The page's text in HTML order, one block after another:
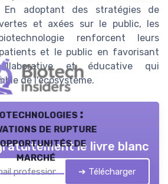
En adoptant des stratégies de
et axées sur le public, les
renforcent leurs
et le public en favorisant
et éducative qui
de l'écosystème.
:
de rupture
de
marché
le livre blanc
➔ Télécharger